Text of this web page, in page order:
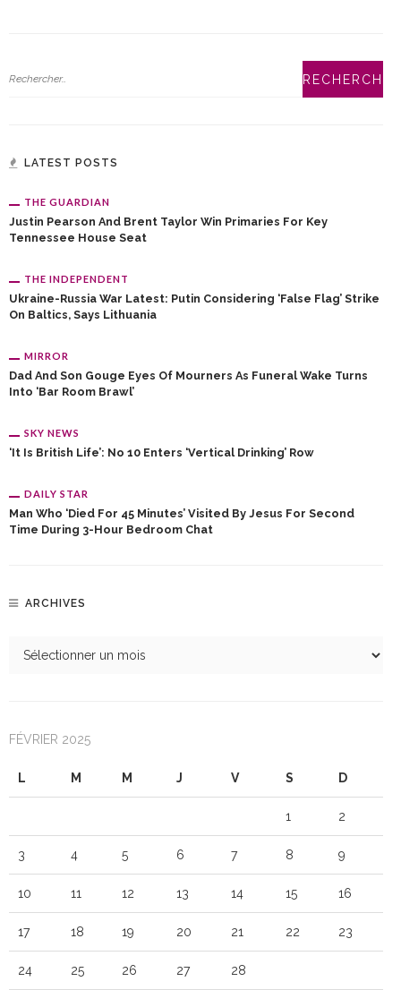
LATEST POSTS
THE GUARDIAN
Justin Pearson And Brent Taylor Win Primaries For Key
Tennessee House Seat
THE INDEPENDENT
Ukraine-Russia War Latest: Putin Considering ‘false Flag’ Strike
On Baltics, Says Lithuania
MIRROR
Dad And Son Gouge Eyes Of Mourners As Funeral Wake Turns
Into ‘bar Room Brawl’
SKY NEWS
‘It Is British Life’: No 10 Enters ‘vertical Drinking’ Row
DAILY STAR
Man Who ‘died For 45 Minutes’ Visited By Jesus For Second
Time During 3-Hour Bedroom Chat
ARCHIVES
FÉVRIER 2025
L M M J V S D
1 2
3 4 5 6 7 8 9
10 11 12 13 14 15 16
17 18 19 20 21 22 23
24 25 26 27 28